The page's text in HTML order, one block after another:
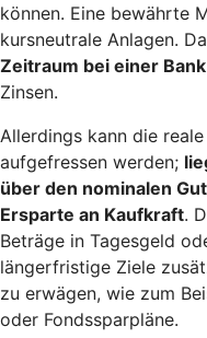
können. Eine bewährte
kursneutrale Anlagen.
Zeitraum bei einer
Zinsen.
Allerdings kann die
aufgefressen werden;
über den nominalen
Ersparte an Kaufkraft.
Beträge in Tagesgeld
längerfristige Ziele
zu erwägen, wie zum
oder Fondssparpläne.